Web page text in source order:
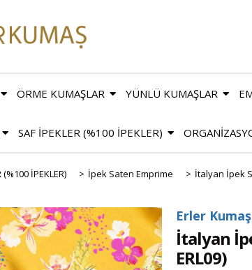
ÖRME KUMAŞLAR YÜNLÜ KUMAŞLAR
SAF İPEKLER (%100 İPEKLER)
(%100 İPEKLER) > İpek Saten Emprime > İtalyan İpek
Erler Kumaş
İtalyan
ERL09)